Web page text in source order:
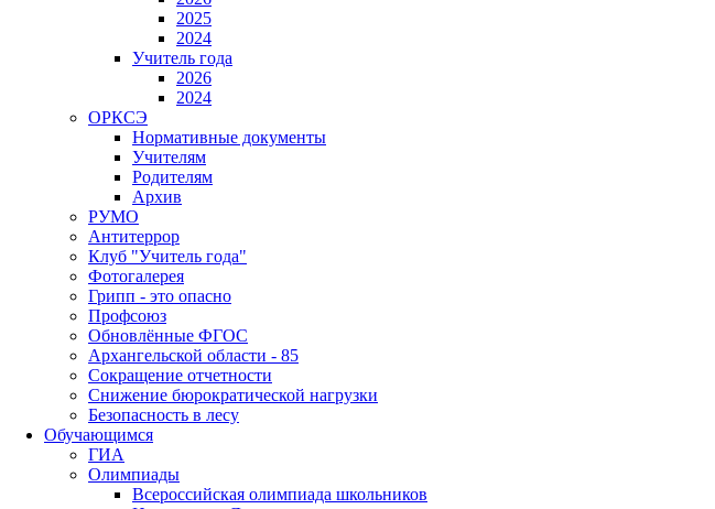
2025
2024
Учитель года
2026
2024
ОРКСЭ
Нормативные документы
Учителям
Родителям
Архив
РУМО
Антитеррор
Клуб "Учитель года"
Фотогалерея
Грипп - это опасно
Профсоюз
Обновлённые ФГОС
Архангельской области - 85
Сокращение отчетности
Снижение бюрократической нагрузки
Безопасность в лесу
Обучающимся
ГИА
Олимпиады
Всероссийская олимпиада школьников